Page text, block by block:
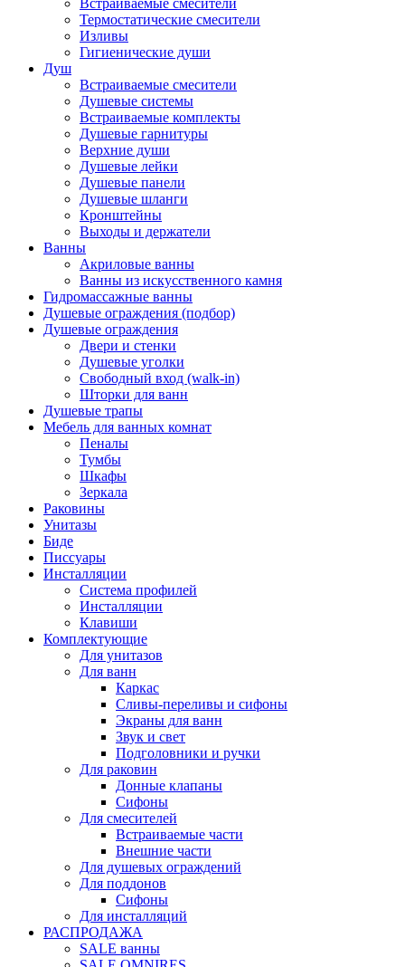
Встраиваемые смесители
Термостатические смесители
Изливы
Гигиенические души
Душ
Встраиваемые смесители
Душевые системы
Встраиваемые комплекты
Душевые гарнитуры
Верхние души
Душевые лейки
Душевые панели
Душевые шланги
Кронштейны
Выходы и держатели
Ванны
Акриловые ванны
Ванны из искусственного камня
Гидромассажные ванны
Душевые ограждения (подбор)
Душевые ограждения
Двери и стенки
Душевые уголки
Свободный вход (walk-in)
Шторки для ванн
Душевые трапы
Мебель для ванных комнат
Пеналы
Тумбы
Шкафы
Зеркала
Раковины
Унитазы
Биде
Писсуары
Инсталляции
Система профилей
Инсталляции
Клавиши
Комплектующие
Для унитазов
Для ванн
Каркас
Сливы-переливы и сифоны
Экраны для ванн
Звук и свет
Подголовники и ручки
Для раковин
Донные клапаны
Сифоны
Для смесителей
Встраиваемые части
Внешние части
Для душевых ограждений
Для поддонов
Сифоны
Для инсталляций
РАСПРОДАЖА
SALE ванны